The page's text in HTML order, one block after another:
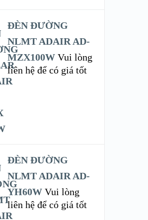
ĐÈN ĐƯỜNG
NLMT ADAIR AD-
MZX100W Vui lòng
liên hệ để có giá tốt
ĐÈN ĐƯỜNG
NLMT ADAIR AD-
YH60W Vui lòng
liên hệ để có giá tốt